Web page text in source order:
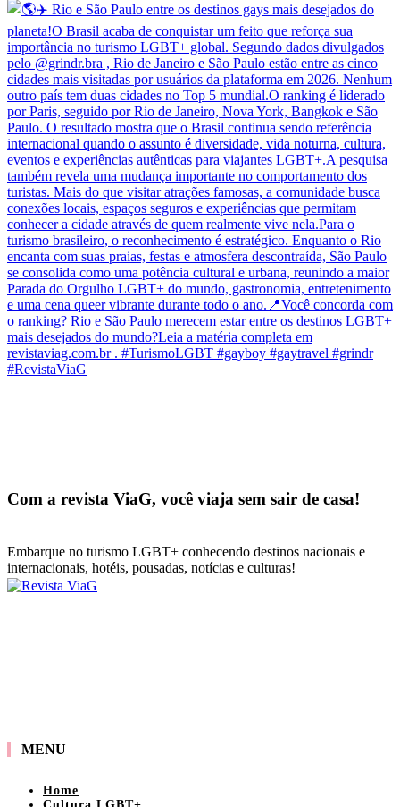
Com a revista ViaG, você viaja sem sair de casa!
Embarque no turismo LGBT+ conhecendo destinos nacionais e
internacionais, hotéis, pousadas, notícias e culturas!
MENU
Home